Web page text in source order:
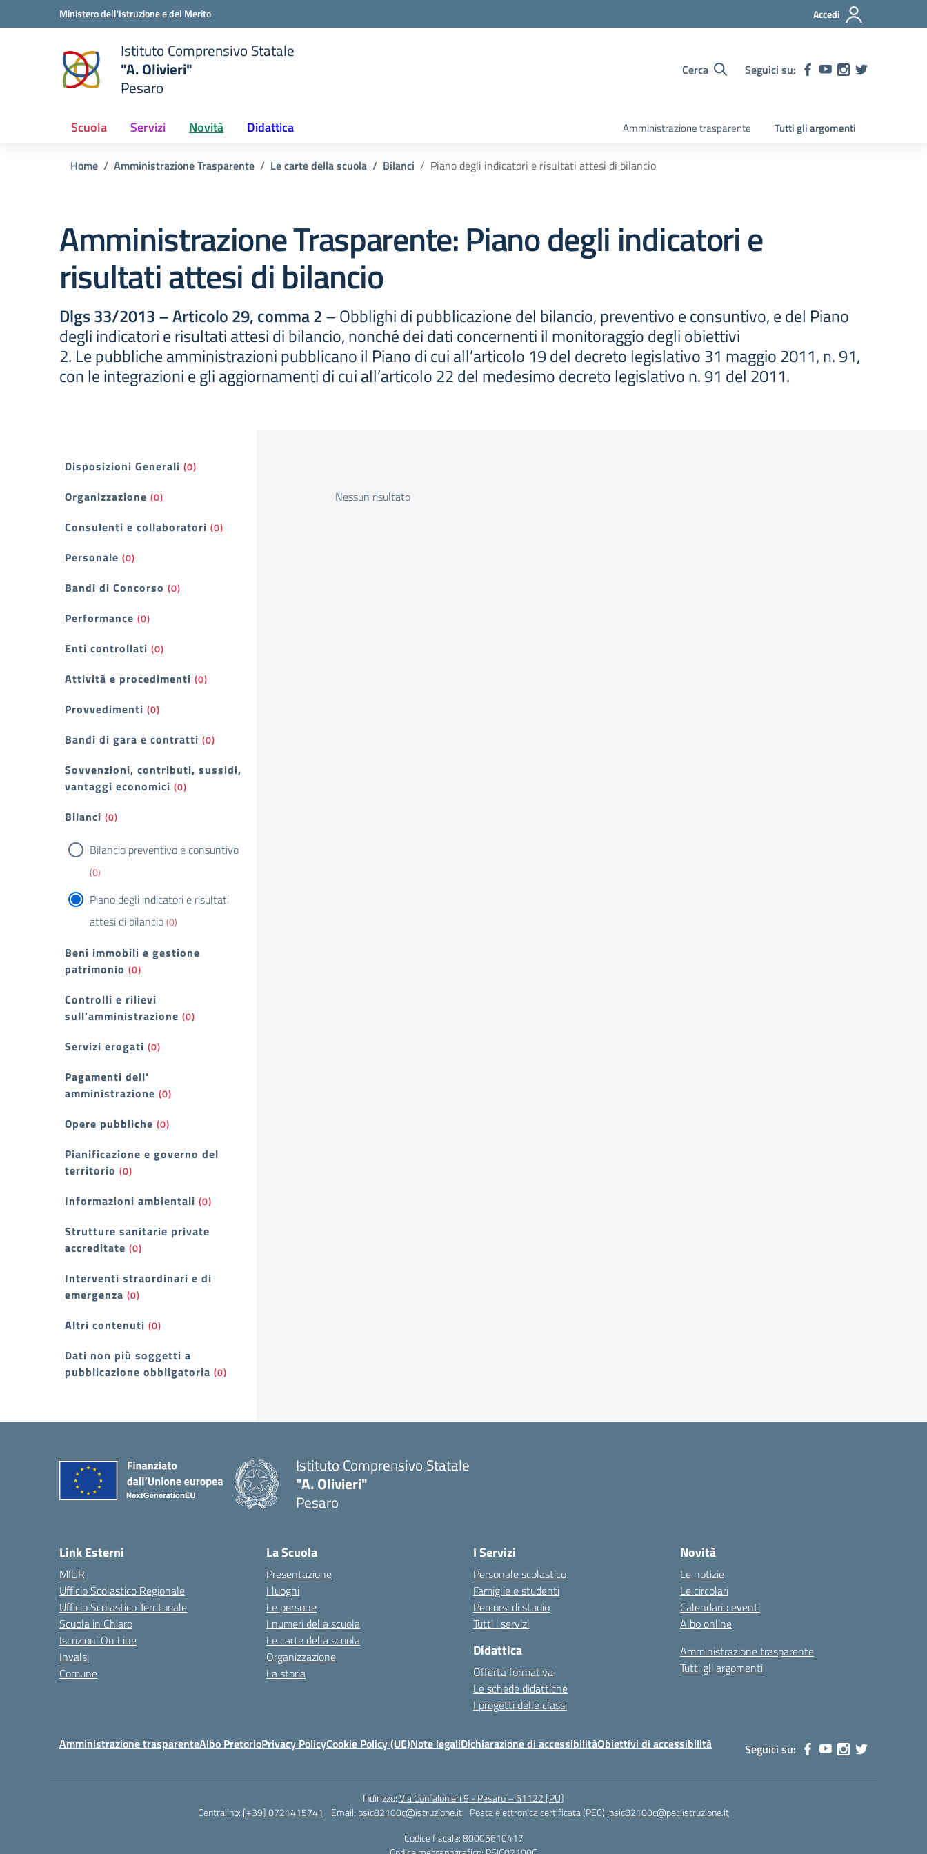
Vai ai contenuti
Vai al menu di navigazioneMinistero dell'Istruzione e del Merito Accedi
scuola
Istituto Comprensivo Statale
"A. Olivieri"
Pesaro
Cerca Seguici su:
Scuola Servizi Novità Didattica Amministrazione trasparente Tutti gli argomenti
Home Amministrazione Trasparente Le carte della scuola Bilanci Piano degli indicatori e risultati attesi di bilancio
Amministrazione Trasparente:Piano degli indicatori e
risultati attesi di bilancio
Dlgs 33/2013 – Articolo 29, comma 2– Obblighi di pubblicazione del bilancio, preventivo e consuntivo, e del Piano
degli indicatori e risultati attesi di bilancio, nonché dei dati concernenti il monitoraggio degli obiettivi
2. Le pubbliche amministrazioni pubblicano il Piano di cui all’articolo 19 del decreto legislativo 31 maggio 2011, n. 91,
con le integrazioni e gli aggiornamenti di cui all’articolo 22 del medesimo decreto legislativo n. 91 del 2011.
Filtri
Disposizioni Generali (0)
Organizzazione (0)
Consulenti e collaboratori (0)
Personale (0)
Bandi di Concorso (0)
Performance (0)
Enti controllati (0)
Attività e procedimenti (0)
Provvedimenti (0)
Bandi di gara e contratti (0)
Sovvenzioni, contributi, sussidi,
vantaggi economici (0)
Bilanci (0)
Bilancio preventivo e consuntivo
(0)
Piano degli indicatori e risultati
attesi di bilancio(0)
Beni immobili e gestione
patrimonio (0)
Controlli e rilievi
sull'amministrazione (0)
Servizi erogati (0)
Pagamenti dell'
amministrazione (0)
Opere pubbliche (0)
Pianificazione e governo del
territorio (0)
Informazioni ambientali (0)
Strutture sanitarie private
accreditate (0)
Interventi straordinari e di
emergenza (0)
Altri contenuti (0)
Dati non più soggetti a
pubblicazione obbligatoria (0)
Nessun risultato
Istituto Comprensivo Statale
"A. Olivieri"
Pesaro
Link Esterni
MIUR
Ufficio Scolastico Regionale
Ufficio Scolastico Territoriale
Scuola in Chiaro
Iscrizioni On Line
Invalsi
Comune
La Scuola
Presentazione
I luoghi
Le persone
I numeri della scuola
Le carte della scuola
Organizzazione
La storia
I Servizi
Personale scolastico
Famiglie e studenti
Percorsi di studio
Tutti i servizi
Didattica
Offerta formativa
Le schede didattiche
I progetti delle classi
Novità
Le notizie
Le circolari
Calendario eventi
Albo online
Amministrazione trasparente
Tutti gli argomenti
Amministrazione trasparenteAlbo PretorioPrivacy PolicyCookie Policy (UE)Note legaliDichiarazione di accessibilitàObiettivi di accessibilità Seguici su:
Indirizzo:Via Confalonieri 9 - Pesaro – 61122 [PU]
Centralino: [+39] 0721415741 Email: psic82100c@istruzione.it Posta elettronica certificata (PEC): psic82100c@pec.istruzione.it
Codice fiscale: 80005610417